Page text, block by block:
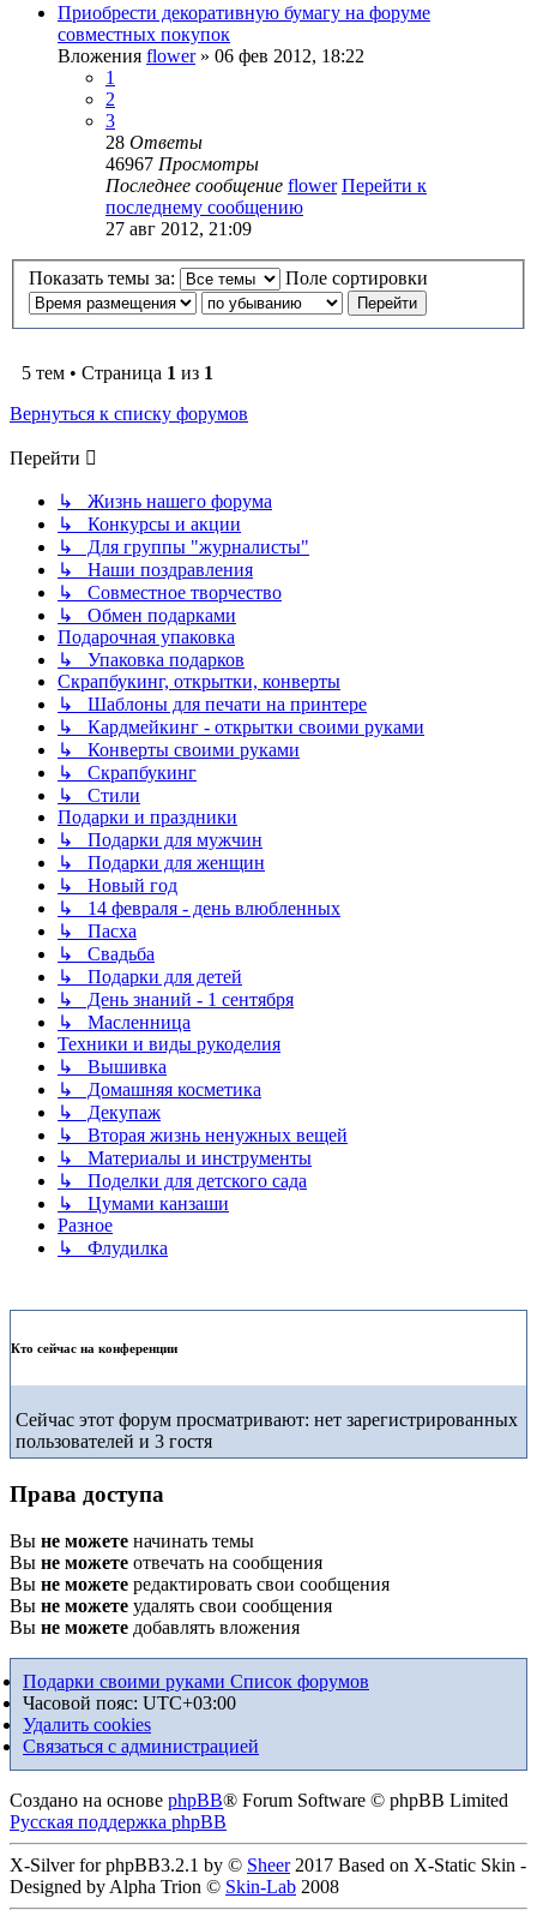
Приобрести декоративную бумагу на форуме
совместных покупок
Вложения flower» 06 фев 2012, 18:22
1
2
3
28 Ответы
46967 Просмотры
Последнее сообщение flower Перейти к
последнему сообщению
27 авг 2012, 21:09
Показать темы за: Поле сортировки
5 тем • Страница 1 из 1
Вернуться к списку форумов
Перейти
↳ Жизнь нашего форума
↳ Конкурсы и акции
↳ Для группы "журналисты"
↳ Наши поздравления
↳ Совместное творчество
↳ Обмен подарками
Подарочная упаковка
↳ Упаковка подарков
Скрапбукинг, открытки, конверты
↳ Шаблоны для печати на принтере
↳ Кардмейкинг - открытки своими руками
↳ Конверты своими руками
↳ Скрапбукинг
↳ Стили
Подарки и праздники
↳ Подарки для мужчин
↳ Подарки для женщин
↳ Новый год
↳ 14 февраля - день влюбленных
↳ Пасха
↳ Свадьба
↳ Подарки для детей
↳ День знаний - 1 сентября
↳ Масленница
Техники и виды рукоделия
↳ Вышивка
↳ Домашняя косметика
↳ Декупаж
↳ Вторая жизнь ненужных вещей
↳ Материалы и инструменты
↳ Поделки для детского сада
↳ Цумами канзаши
Разное
↳ Флудилка
Кто сейчас на конференции
Сейчас этот форум просматривают: нет зарегистрированных
пользователей и 3 гостя
Права доступа
Вы не можете начинать темы
Вы не можете отвечать на сообщения
Вы не можете редактировать свои сообщения
Вы не можете удалять свои сообщения
Вы не можете добавлять вложения
Подарки своими руками Список форумов
Часовой пояс: UTC+03:00
Удалить cookies
Связаться с администрацией
Создано на основе phpBB® Forum Software © phpBB Limited
Русская поддержка phpBB
X-Silver for phpBB3.2.1 by © Sheer2017 Based on X-Static Skin -
Designed by Alpha Trion © Skin-Lab 2008